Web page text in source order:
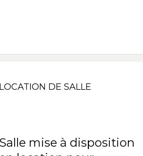
LOCATION DE SALLE
Salle mise à disposition